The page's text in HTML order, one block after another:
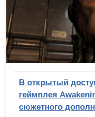
В открытый
геймплея
сюжетного